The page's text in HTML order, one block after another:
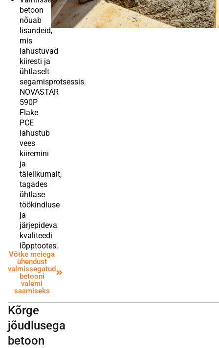
betoon
nõuab
lisandeid,
mis
lahustuvad
kiiresti ja
ühtlaselt
segamisprotsessis.
NOVASTAR
590P
Flake
PCE
lahustub
vees
kiiremini
ja
täielikumalt,
tagades
ühtlase
töökindluse
ja
järjepideva
kvaliteedi
lõpptootes.
Võtke meiega
ühendust
valmissegatud
betooni
valemi
saamiseks
Kõrge
jõudlusega
betoon